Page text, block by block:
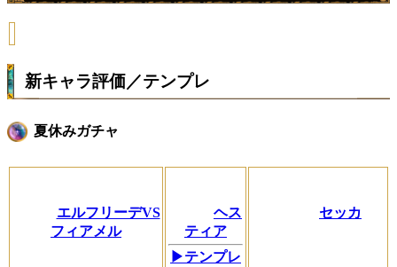
新キャラ評価／テンプレ
夏休みガチャ
エルフリーデVS
フィアメル
ヘス
ティア
▶テンプレ
セッカ